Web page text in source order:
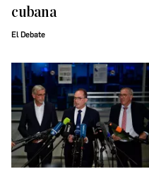
cubana
El Debate